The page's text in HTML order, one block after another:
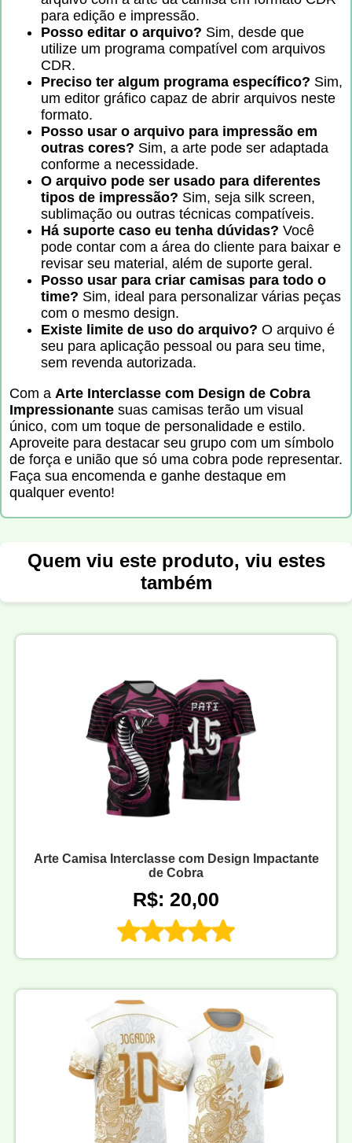
para edição e impressão.
Posso editar o arquivo? Sim, desde que
utilize um programa compatível com arquivos
CDR.
Preciso ter algum programa específico? Sim,
um editor gráfico capaz de abrir arquivos neste
formato.
Posso usar o arquivo para impressão em
outras cores? Sim, a arte pode ser adaptada
conforme a necessidade.
O arquivo pode ser usado para diferentes
tipos de impressão? Sim, seja silk screen,
sublimação ou outras técnicas compatíveis.
Há suporte caso eu tenha dúvidas? Você
pode contar com a área do cliente para baixar e
revisar seu material, além de suporte geral.
Posso usar para criar camisas para todo o
time? Sim, ideal para personalizar várias peças
com o mesmo design.
Existe limite de uso do arquivo? O arquivo é
seu para aplicação pessoal ou para seu time,
sem revenda autorizada.
Com a Arte Interclasse com Design de Cobra
Impressionante suas camisas terão um visual
único, com um toque de personalidade e estilo.
Aproveite para destacar seu grupo com um símbolo
de força e união que só uma cobra pode representar.
Faça sua encomenda e ganhe destaque em
qualquer evento!
Quem viu este produto, viu estes
também
Arte Camisa Interclasse com Design Impactante
de Cobra
R$: 20,00